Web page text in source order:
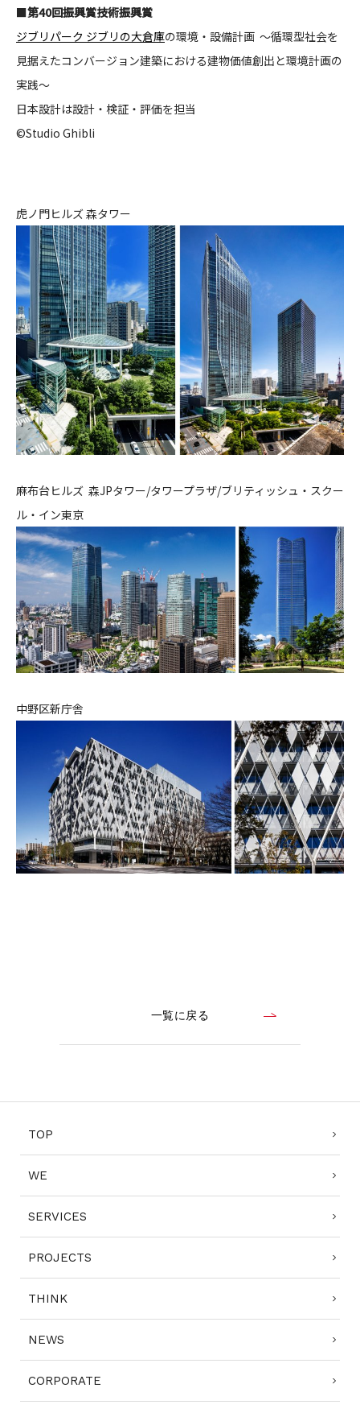
■第40回振興賞技術振興賞
ジブリパーク ジブリの大倉庫の環境・設備計画 ～循環型社会を
見据えたコンバージョン建築における建物価値創出と環境計画の
実践～
日本設計は設計・検証・評価を担当
©Studio Ghibli
虎ノ門ヒルズ 森タワー
麻布台ヒルズ 森JPタワー/タワープラザ/ブリティッシュ・スクー
ル・イン東京
中野区新庁舎
一覧に戻る
TOP
WE
SERVICES
PROJECTS
THINK
NEWS
CORPORATE